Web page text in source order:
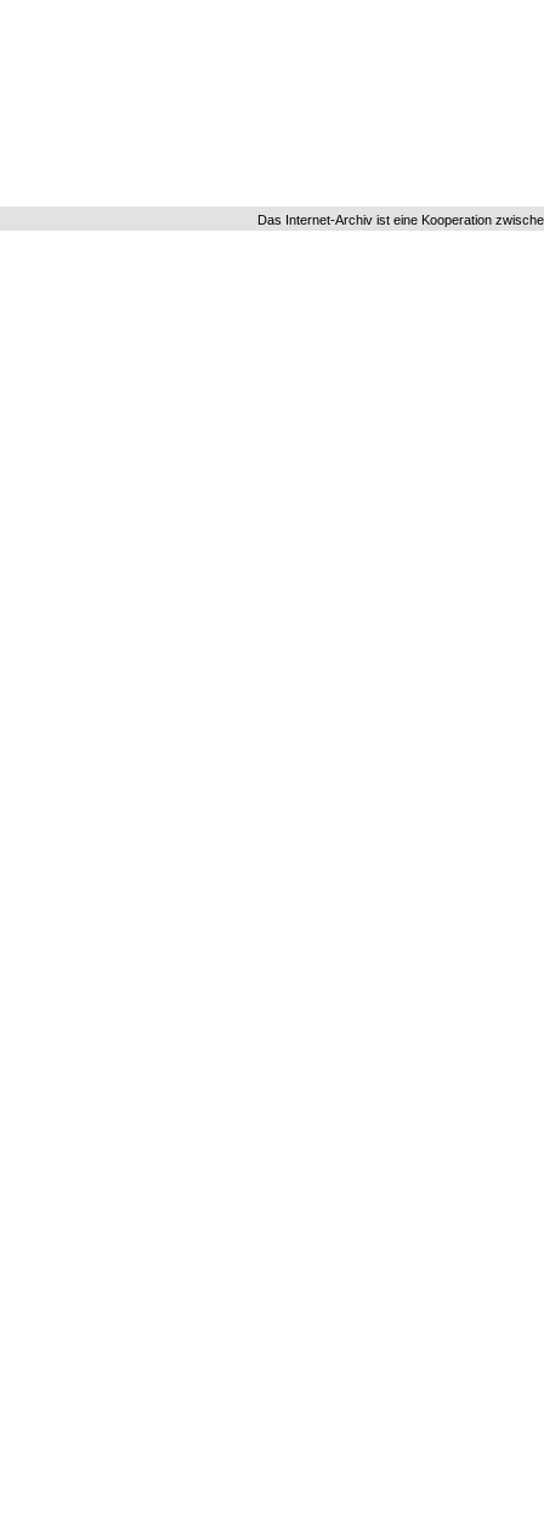
Das Internet-Archiv ist eine Kooperation